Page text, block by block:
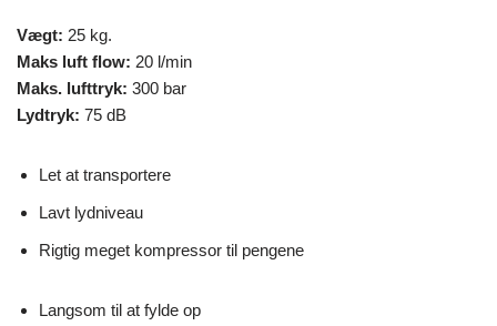
Vægt: 25 kg.
Maks luft flow: 20 l/min
Maks. lufttryk: 300 bar
Lydtryk: 75 dB
Let at transportere
Lavt lydniveau
Rigtig meget kompressor til pengene
Langsom til at fylde op